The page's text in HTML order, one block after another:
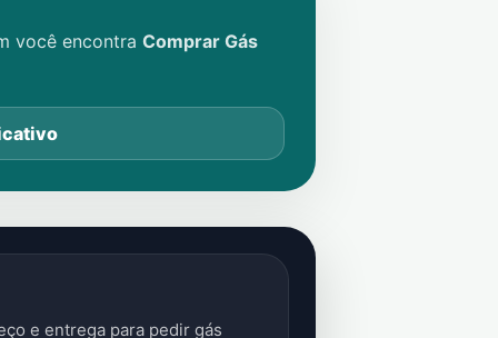
você encontra Comprar Gás
e entrega para pedir gás